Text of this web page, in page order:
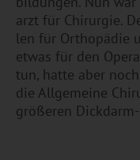
arzt für Chir­ur­gie.
len für Or­tho­pä­die
etwas für den
tun, hatte aber
die All­ge­mei­ne
grö­ße­ren